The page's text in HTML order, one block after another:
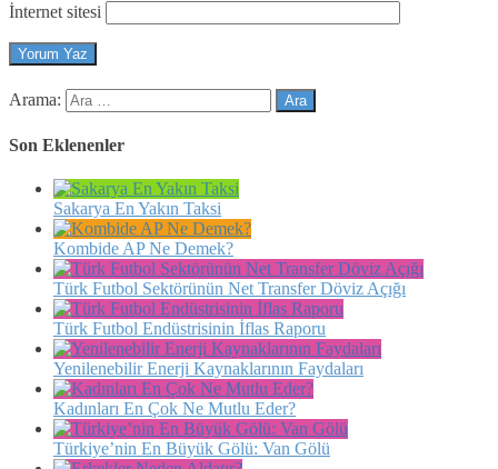
İnternet sitesi
Arama:
Son Eklenenler
Sakarya En Yakın Taksi
Kombide AP Ne Demek?
Türk Futbol Sektörünün Net Transfer Döviz Açığı
Türk Futbol Endüstrisinin İflas Raporu
Yenilenebilir Enerji Kaynaklarının Faydaları
Kadınları En Çok Ne Mutlu Eder?
Türkiye’nin En Büyük Gölü: Van Gölü